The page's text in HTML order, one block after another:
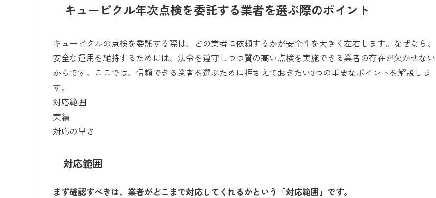
キュービクル年次点検を委託する業者を選ぶ際のポイント
キュービクルの点検を委託する際は、どの業者に依頼するかが安全性を大きく左右します。なぜなら、
安全な運用を維持するためには、法令を遵守しつつ質の高い点検を実施できる業者の存在が欠かせない
からです。ここでは、信頼できる業者を選ぶために押さえておきたい3つの重要なポイントを解説しま
す。
対応範囲
実績
対応の早さ
対応範囲
まず確認すべきは、業者がどこまで対応してくれるかという「対応範囲」です。